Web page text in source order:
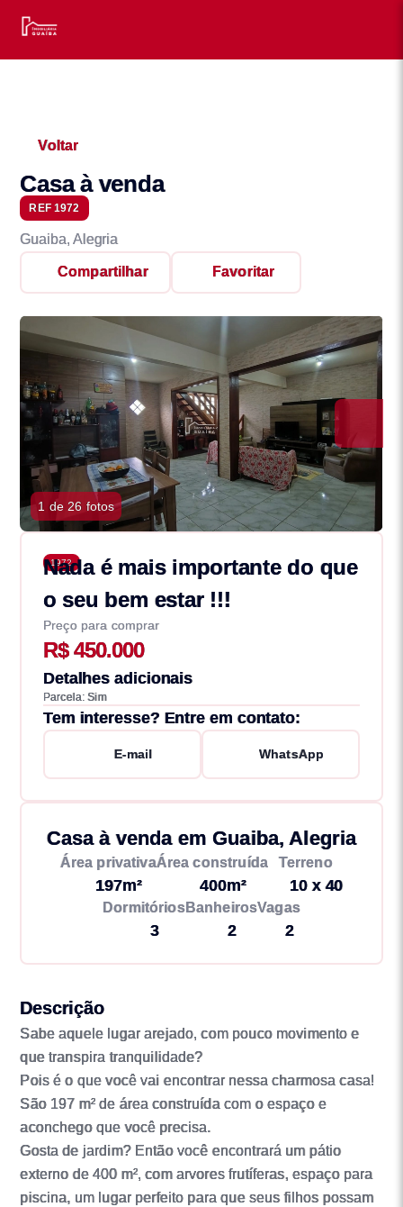
Voltar
Casa à venda
REF 1972
Guaiba, Alegria
Compartilhar Favoritar
1 de 26 fotos
1972
Nada é mais importante do que
o seu bem estar !!!
Preço para comprar
R$ 450.000
Detalhes adicionais
Parcela: Sim
Tem interesse? Entre em contato:
E-mail WhatsApp
Casa à venda em Guaiba, Alegria
Área privativa
197m²
Área construída
400m²
Terreno
10 x 40
Dormitórios
3
Banheiros
2
Vagas
2
Descrição
Sabe aquele lugar arejado, com pouco movimento e
que transpira tranquilidade?
Pois é o que você vai encontrar nessa charmosa casa!
São 197 m² de área construída com o espaço e
aconchego que você precisa.
Gosta de jardim? Então você encontrará um pátio
externo de 400 m², com arvores frutíferas, espaço para
piscina, um lugar perfeito para que seus filhos possam